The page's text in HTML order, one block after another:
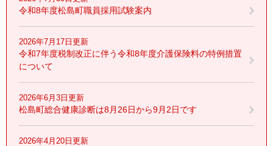
令和8年度松島町職員採用試験案内
2026年7月17日更新
令和7年度税制改正に伴う令和8年度介護保険料の特例措置
について
2026年6月3日更新
松島町総合健康診断は8月26日から9月2日です
2026年4月20日更新